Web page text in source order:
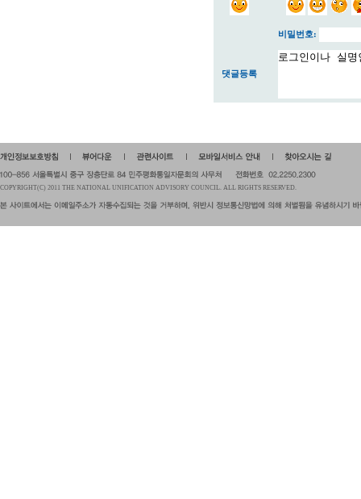
비밀번호:
댓글등록
COPYRIGHT(C) 2011 THE NATIONAL UNIFICATION ADVISORY COUNCIL. ALL RIGHTS RESERVED.